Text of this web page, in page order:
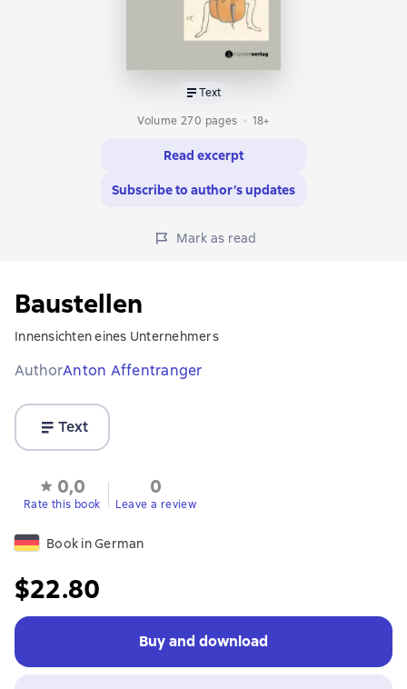
Text
Volume 270 pages
18+
Read excerpt
Subscribe to author’s updates
Mark as read
Baustellen
Innensichten eines Unternehmers
AuthorAnton Affentranger
Text
0,0
Rate this book
0
Leave a review
Book in German
$22.80
Buy and download